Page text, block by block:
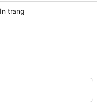
In trang